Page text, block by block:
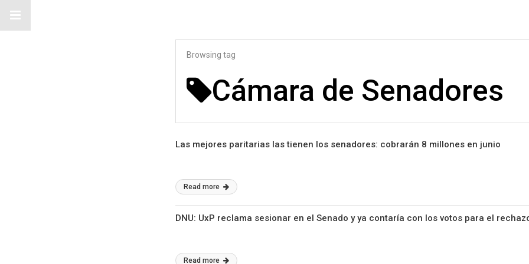
Browsing tag
Cámara de Senadores
Las mejores paritarias las tienen los senadores: cobrarán 8 millones en junio
Read more
DNU: UxP reclama sesionar en el Senado y ya contaría con los votos para el
Read more